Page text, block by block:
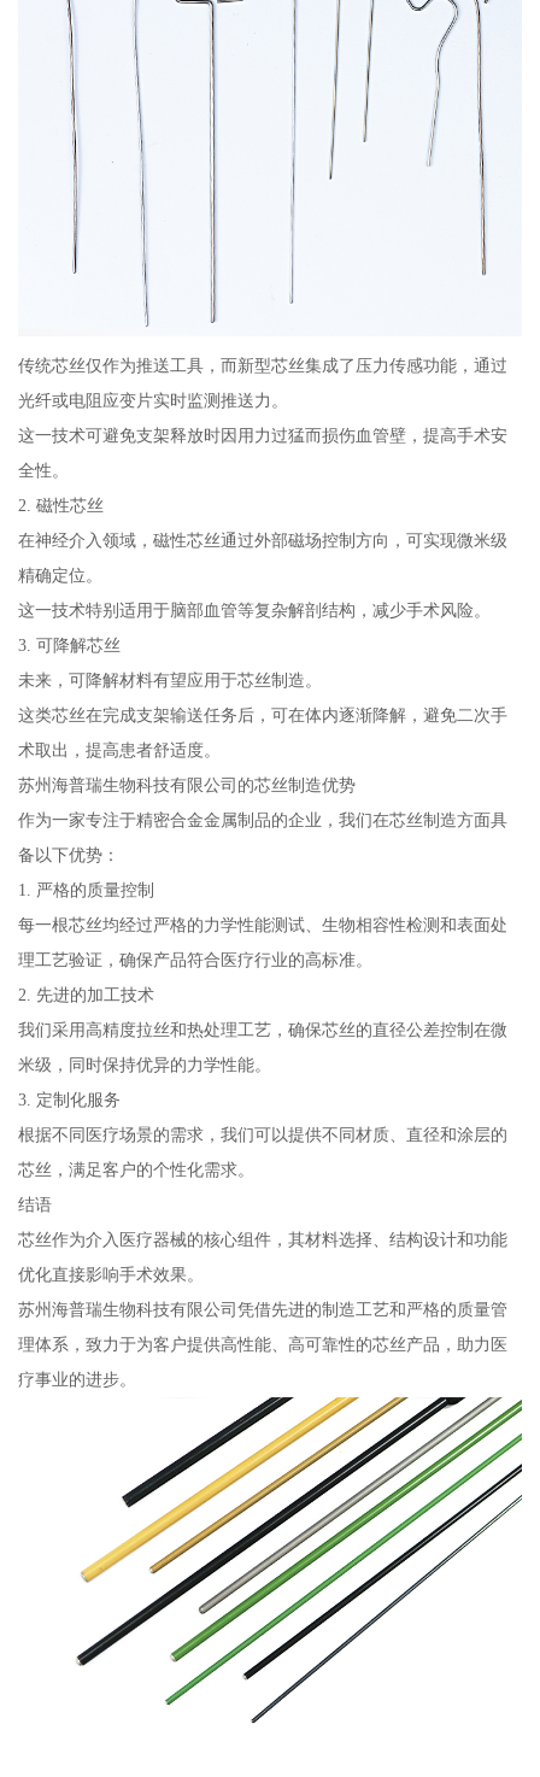
传统芯丝仅作为推送工具，而新型芯丝集成了压力传感功能，通过
光纤或电阻应变片实时监测推送力。
这一技术可避免支架释放时因用力过猛而损伤血管壁，提高手术安
全性。
2. 磁性芯丝
在神经介入领域，磁性芯丝通过外部磁场控制方向，可实现微米级
精确定位。
这一技术特别适用于脑部血管等复杂解剖结构，减少手术风险。
3. 可降解芯丝
未来，可降解材料有望应用于芯丝制造。
这类芯丝在完成支架输送任务后，可在体内逐渐降解，避免二次手
术取出，提高患者舒适度。
苏州海普瑞生物科技有限公司的芯丝制造优势
作为一家专注于精密合金金属制品的企业，我们在芯丝制造方面具
备以下优势：
1. 严格的质量控制
每一根芯丝均经过严格的力学性能测试、生物相容性检测和表面处
理工艺验证，确保产品符合医疗行业的高标准。
2. 先进的加工技术
我们采用高精度拉丝和热处理工艺，确保芯丝的直径公差控制在微
米级，同时保持优异的力学性能。
3. 定制化服务
根据不同医疗场景的需求，我们可以提供不同材质、直径和涂层的
芯丝，满足客户的个性化需求。
结语
芯丝作为介入医疗器械的核心组件，其材料选择、结构设计和功能
优化直接影响手术效果。
苏州海普瑞生物科技有限公司凭借先进的制造工艺和严格的质量管
理体系，致力于为客户提供高性能、高可靠性的芯丝产品，助力医
疗事业的进步。